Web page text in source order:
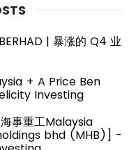
| 暴涨的 Q4 业
+ A Price Ben
Investing
事重工Malaysia
bhd (MHB)] -